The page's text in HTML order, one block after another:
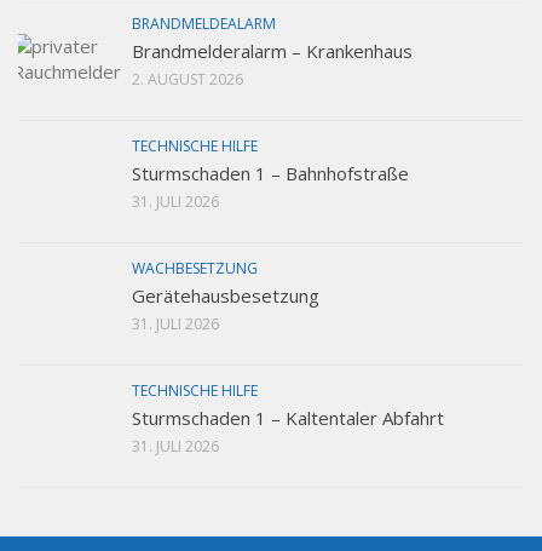
BRANDMELDEALARM
Brandmelderalarm – Krankenhaus
2. AUGUST 2026
TECHNISCHE HILFE
Sturmschaden 1 – Bahnhofstraße
31. JULI 2026
WACHBESETZUNG
Gerätehausbesetzung
31. JULI 2026
TECHNISCHE HILFE
Sturmschaden 1 – Kaltentaler Abfahrt
31. JULI 2026